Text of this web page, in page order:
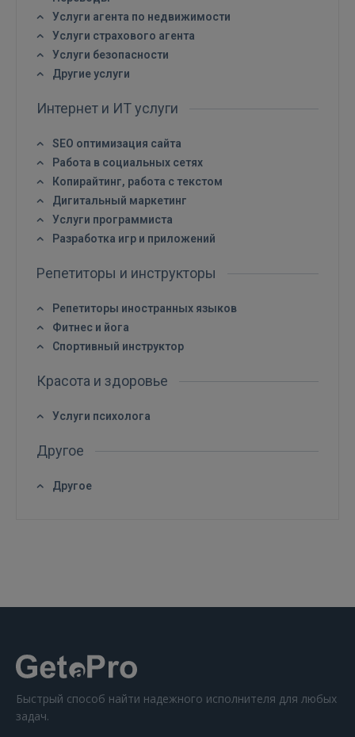
GOOGLE
 Sign in with Apple
Ещё не зарегистрированы?
РЕГИСТРАЦИЯ
Услуги агента по недвижимости
Услуги страхового агента
Услуги безопасности
Другие услуги
Интернет и ИТ услуги
SEO оптимизация сайта
Работа в социальных сетях
Копирайтинг, работа с текстом
Дигитальный маркетинг
Услуги программиста
Разработка игр и приложений
Репетиторы и инструкторы
Репетиторы иностранных языков
Фитнес и йога
Спортивный инструктор
Красота и здоровье
Услуги психолога
Другое
Другое
Быстрый способ найти надежного исполнителя для любых
задач.